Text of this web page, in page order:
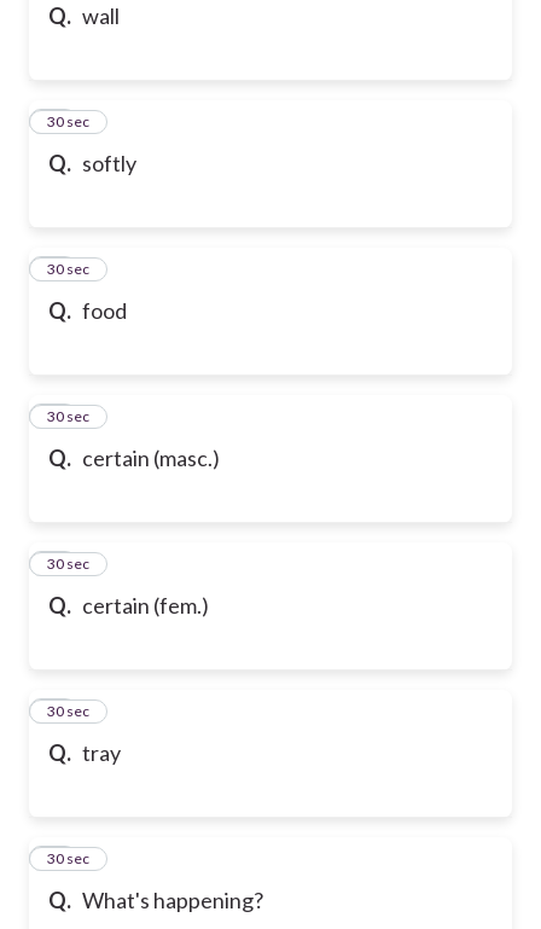
Q. wall
Q. softly
62
30 sec
Q. food
63
30 sec
Q. certain (masc.)
64
30 sec
Q. certain (fem.)
65
30 sec
Q. tray
66
30 sec
Q. What's happening?
67
30 sec